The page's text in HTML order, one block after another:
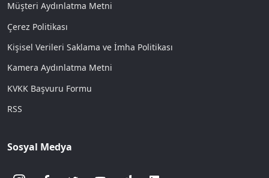
Müşteri Aydınlatma Metni
Çerez Politikası
Kişisel Verileri Saklama ve İmha Politikası
Kamera Aydınlatma Metni
KVKK Başvuru Formu
RSS
Sosyal Medya